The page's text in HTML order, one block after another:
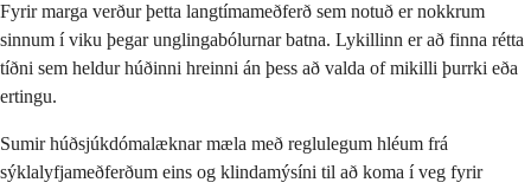
Fyrir marga verður þetta langtímameðferð sem notuð er nokkrum
sinnum í viku þegar unglingabólurnar batna. Lykillinn er að finna rétta
tíðni sem heldur húðinni hreinni án þess að valda of mikilli þurrki eða
ertingu.
Sumir húðsjúkdómalæknar mæla með reglulegum hléum frá
sýklalyfjameðferðum eins og klindamýsíni til að koma í veg fyrir